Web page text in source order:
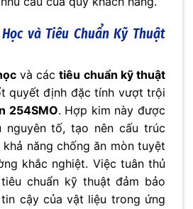
và Tiêu Chuẩn Kỹ Thuật
và cáctiêu chuẩn kỹ thuật
quyết định đặc tính vượt trội
254SMO. Hợp kim này được
nguyên tố, tạo nên cấu trúc
năng chống ăn mòn tuyệt
khắc nghiệt. Việc tuân thủ
chuẩn kỹ thuật đảm bảo
cậy của vật liệu trong ứng